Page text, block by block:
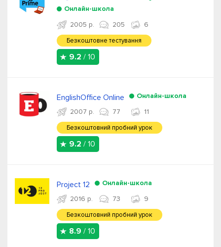
Онлайн-школа
2005 р.
205 6
Безкоштовне тестування
9.2 / 10
EnglishOffice Online
Онлайн-школа
2007 р.
77 11
Безкоштовний пробний урок
9.2 / 10
Project 12
Онлайн-школа
2016 р.
73 9
Безкоштовний пробний урок
8.9 / 10